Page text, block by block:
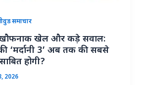
समाचार
खेल और कड़े सवाल:
‘मर्दानी 3’ अब तक की सबसे
होगी?
2026